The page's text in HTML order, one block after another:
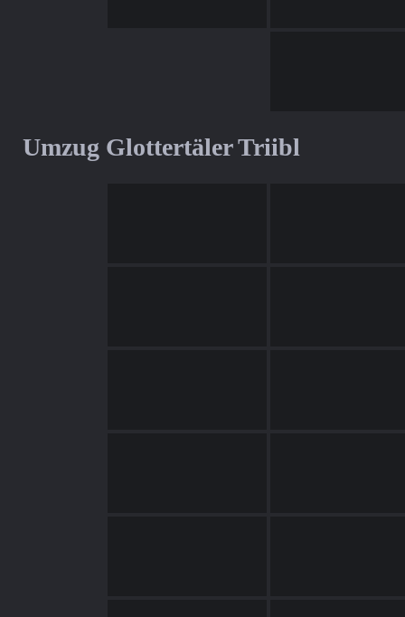
Umzug Glottertäler Triibl